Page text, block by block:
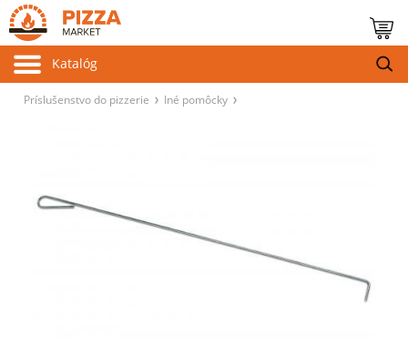
Katalóg
Príslušenstvo do pizzerie Iné pomôcky